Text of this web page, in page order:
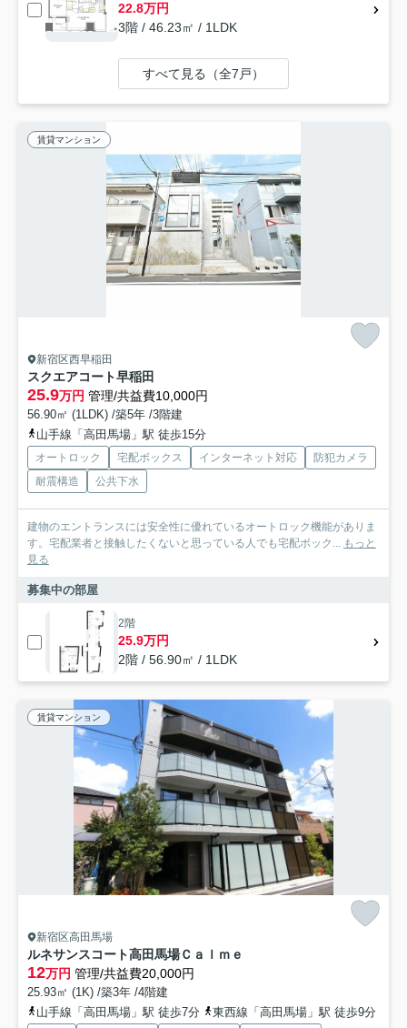
22.8万円
3階 / 46.23㎡ / 1LDK
すべて見る（全7戸）
賃貸マンション
新宿区西早稲田
スクエアコート早稲田
25.9万円 管理/共益費10,000円
56.90㎡ (1LDK) /築5年 /3階建
山手線「高田馬場」駅 徒歩15分
オートロック 宅配ボックス インターネット対応
防犯カメラ
耐震構造
公共下水
建物のエントランスには安全性に優れているオートロック機能がありま
す。宅配業者と接触したくないと思っている人でも宅配ボック... もっと
見る
募集中の部屋
2階
25.9万円
2階 / 56.90㎡ / 1LDK
賃貸マンション
新宿区高田馬場
ルネサンスコート高田馬場Ｃａｌｍｅ
12万円 管理/共益費20,000円
25.93㎡ (1K) /築3年 /4階建
山手線「高田馬場」駅 徒歩7分
東西線「高田馬場」駅 徒歩9分